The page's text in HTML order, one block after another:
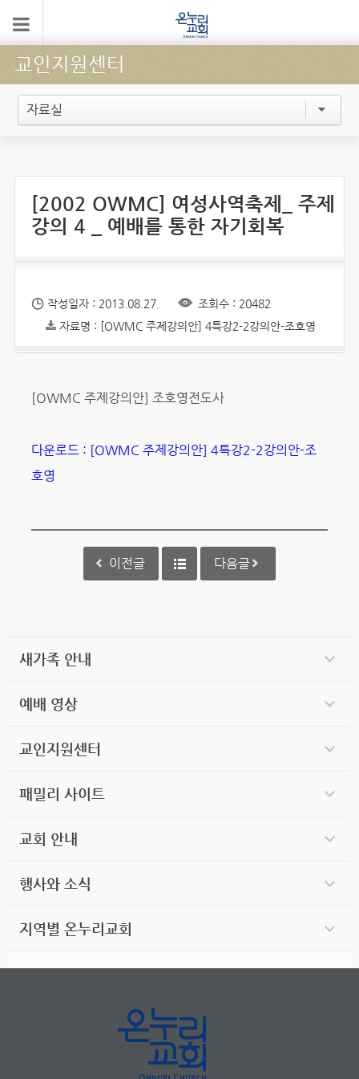
교인지원센터
자료실
[2002 OWMC] 여성사역축제_ 주제
강의 4 _ 예배를 통한 자기회복
작성일자 : 2013.08.27.
조회수 : 20482
자료명 : [OWMC 주제강의안] 4특강2-2강의안-조호영
[OWMC 주제강의안] 조호영전도사
다운로드 : [OWMC 주제강의안] 4특강2-2강의안-조
호영
이전글 다음글
새가족 안내
예배 영상
교인지원센터
패밀리 사이트
교회 안내
행사와 소식
지역별 온누리교회